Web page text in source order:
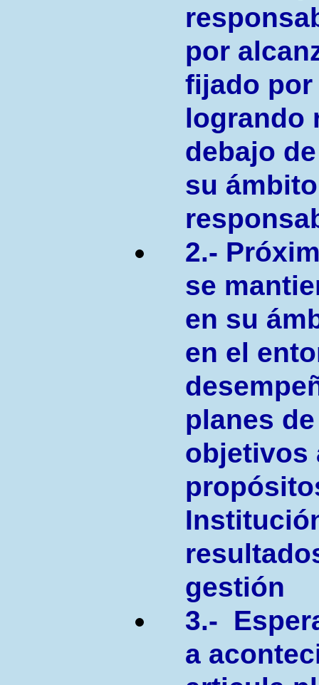
por
fijado
logrando
debajo
su
2.-
se
en su
en el
planes
objetivos
gestión
3.-
a